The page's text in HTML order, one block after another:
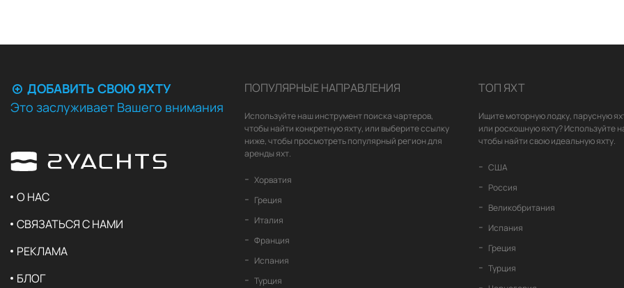
ДОБАВИТЬ СВОЮ ЯХТУ
Это заслуживает Вашего внимания
О НАС
СВЯЗАТЬСЯ С НАМИ
РЕКЛАМА
БЛОГ
ПОПУЛЯРНЫЕ НАПРАВЛЕНИЯ
Используйте наш инструмент поиска чартеров,
чтобы найти конкретную яхту, или выберите ссылку
ниже, чтобы просмотреть популярный регион для
аренды яхт.
Хорватия
Греция
Италия
Франция
Испания
Турция
ТОП ЯХТ
Ищите моторную лодку, парусную
или роскошную яхту? Используйте
чтобы найти свою идеальную яхту.
США
Россия
Великобритания
Испания
Греция
Турция